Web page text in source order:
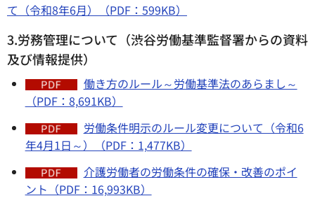
て（令和8年6月）（PDF：599KB）
3.労務管理について（渋谷労働基準監督署からの資料
及び情報提供）
働き方のルール～労働基準法のあらまし～
（PDF：8,691KB）
労働条件明示のルール変更について（令和6
年4月1日～）（PDF：1,477KB）
介護労働者の労働条件の確保・改善のポイ
ント（PDF：16,993KB）